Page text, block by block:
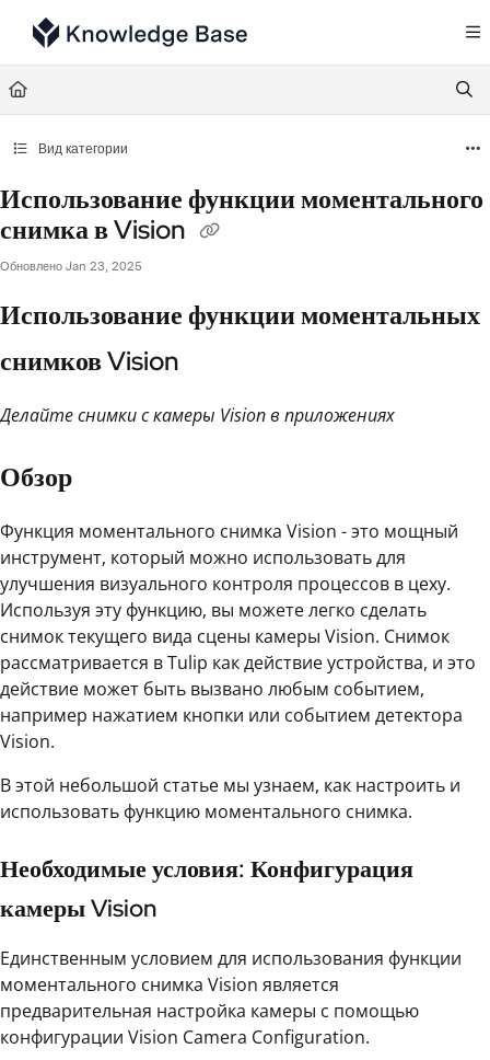
Documentation Index
Fetch the complete documentation index at:
Use this file to discover all available pages before exploring further.
Вид категории
Использование функции моментального
снимка в Vision
Обновлено Jan 23, 2025
Использование функции моментальных
снимков Vision
Делайте снимки с камеры Vision в приложениях
Обзор
Функция моментального снимка Vision - это мощный
инструмент, который можно использовать для
улучшения визуального контроля процессов в цеху.
Используя эту функцию, вы можете легко сделать
снимок текущего вида сцены камеры Vision. Снимок
рассматривается в Tulip как действие устройства, и это
действие может быть вызвано любым событием,
например нажатием кнопки или событием детектора
Vision.
В этой небольшой статье мы узнаем, как настроить и
использовать функцию моментального снимка.
Необходимые условия: Конфигурация
камеры Vision
Единственным условием для использования функции
моментального снимка Vision является
предварительная настройка камеры с помощью
конфигурации Vision Camera Configuration.